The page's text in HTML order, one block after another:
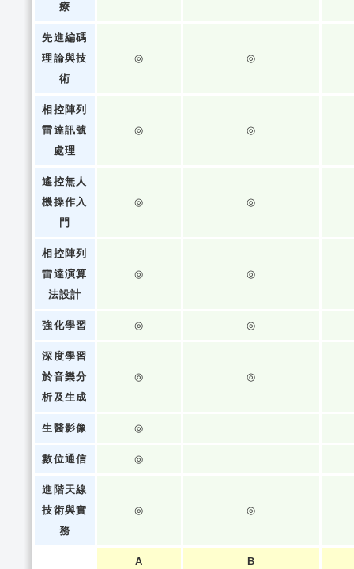
療
先進編碼
理論與技
術
◎ ◎
相控陣列
雷達訊號
處理
◎ ◎
遙控無人
機操作入
門
◎ ◎
相控陣列
雷達演算
法設計
◎ ◎
強化學習 ◎ ◎
深度學習
於音樂分
析及生成
◎ ◎
生醫影像 ◎
數位通信 ◎
進階天線
技術與實
務
◎ ◎
A B